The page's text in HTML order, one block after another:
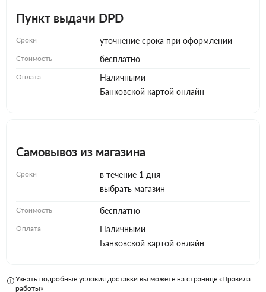
Пункт выдачи DPD
Сроки уточнение срока при оформлении
Стоимость бесплатно
Оплата
Наличными
Банковской картой онлайн
Самовывоз из магазина
Сроки
в течение 1 дня
выбрать магазин
Стоимость бесплатно
Оплата
Наличными
Банковской картой онлайн
Узнать подробные условия доставки вы можете на странице «Правила
работы»